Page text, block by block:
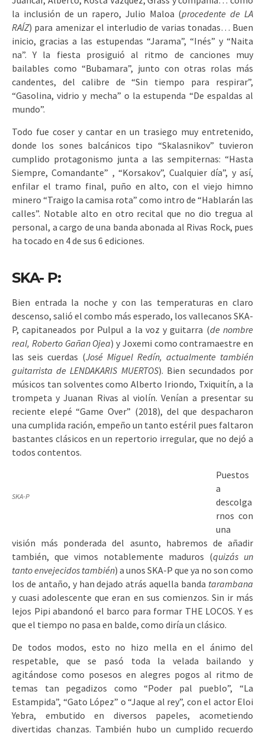
la inclusión de un rapero, Julio Maloa (procedente de LA
RAÍZ) para amenizar el interludio de varias tonadas… Buen
inicio, gracias a las estupendas “Jarama”, “Inés” y “Naita
na”. Y la fiesta prosiguió al ritmo de canciones muy
bailables como “Bubamara”, junto con otras rolas más
candentes, del calibre de “Sin tiempo para respirar”,
“Gasolina, vidrio y mecha” o la estupenda “De espaldas al
mundo”.
Todo fue coser y cantar en un trasiego muy entretenido,
donde los sones balcánicos tipo “Skalasnikov” tuvieron
cumplido protagonismo junta a las sempiternas: “Hasta
Siempre, Comandante” , “Korsakov”, Cualquier día”, y así,
enfilar el tramo final, puño en alto, con el viejo himno
minero “Traigo la camisa rota” como intro de “Hablarán las
calles”. Notable alto en otro recital que no dio tregua al
personal, a cargo de una banda abonada al Rivas Rock, pues
ha tocado en 4 de sus 6 ediciones.
SKA- P:
Bien entrada la noche y con las temperaturas en claro
descenso, salió el combo más esperado, los vallecanos SKA-
P, capitaneados por Pulpul a la voz y guitarra (de nombre
real, Roberto Gañan Ojea) y Joxemi como contramaestre en
las seis cuerdas (José Miguel Redín, actualmente también
guitarrista de LENDAKARIS MUERTOS). Bien secundados por
músicos tan solventes como Alberto Iriondo, Txiquitín, a la
trompeta y Juanan Rivas al violín. Venían a presentar su
reciente elepé “Game Over” (2018), del que despacharon
una cumplida ración, empeño un tanto estéril pues faltaron
bastantes clásicos en un repertorio irregular, que no dejó a
todos contentos.
SKA-P
Puestos
a
descolga
rnos con
una
visión más ponderada del asunto, habremos de añadir
también, que vimos notablemente maduros (quizás un
tanto envejecidos también) a unos SKA-P que ya no son como
los de antaño, y han dejado atrás aquella banda tarambana
y cuasi adolescente que eran en sus comienzos. Sin ir más
lejos Pipi abandonó el barco para formar THE LOCOS. Y es
que el tiempo no pasa en balde, como diría un clásico.
De todos modos, esto no hizo mella en el ánimo del
respetable, que se pasó toda la velada bailando y
agitándose como posesos en alegres pogos al ritmo de
temas tan pegadizos como “Poder pal pueblo”, “La
Estampida”, “Gato López” o “Jaque al rey”, con el actor Eloi
Yebra, embutido en diversos papeles, acometiendo
divertidas chanzas. También hubo un cumplido recuerdo